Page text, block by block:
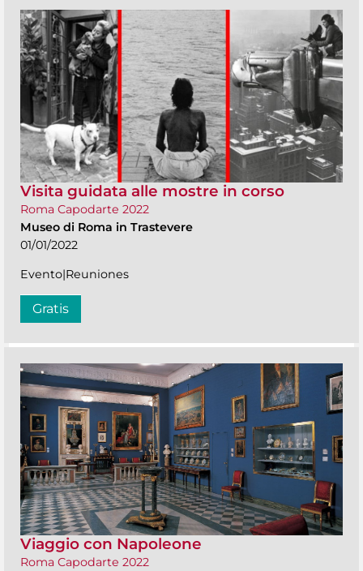
Visita guidata alle mostre in corso
Roma Capodarte 2022
Museo di Roma in Trastevere
01/01/2022
Evento|Reuniones
Gratis
Viaggio con Napoleone
Roma Capodarte 2022